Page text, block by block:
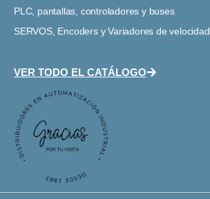
PLC, pantallas, controladores y buses
SERVOS, Encoders y Variadores de velocidad
VER TODO EL CATÁLOGO